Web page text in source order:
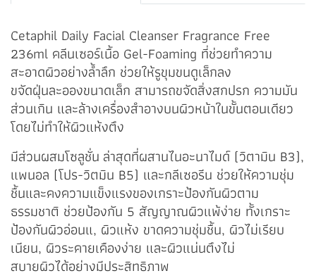
Cetaphil Daily Facial Cleanser Fragrance Free
236ml คลีนเซอร์เนื้อ Gel-Foaming ที่ช่วยทำความ
สะอาดผิวอย่างล้ำลึก ช่วยให้รูขุมขนดูเล็กลง
ขจัดฝุ่นละอองขนาดเล็ก สามารถขจัดสิ่งสกปรก ความมัน
ส่วนเกิน และล้างเครื่องสำอางบนผิวหน้าในขั้นตอนเดียว
โดยไม่ทำให้ผิวแห้งตึง
มีส่วนผสมโซลูชั่น ล่าสุดที่ผสานไนอะนาไมด์ (วิตามิน B3),
แพนอล (โปร-วิตมิน B5) และกลีเซอรีน ช่วยให้ความชุ่ม
ชื้นและคงความแข็งแรงของเกราะป้องกันผิวตาม
ธรรมชาติ ช่วยป้องกัน 5 สัญญาณผิวแพ้ง่าย ทั้งเกราะ
ป้องกันผิวอ่อนแ, ผิวแห้ง ขาดความชุ่มชื้น, ผิวไม่เรียบ
เนียน, ผิวระคายเคืองง่าย และผิวแน่นตึงไม่
สบายผิวได้อย่างมีประสิทธิภาพ